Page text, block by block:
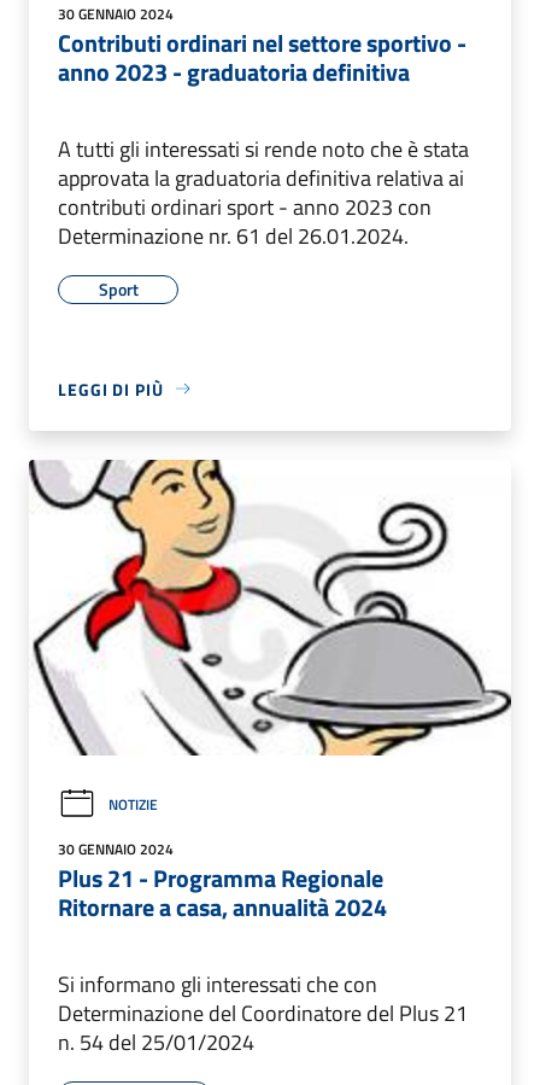
30 GENNAIO 2024
Contributi ordinari nel settore sportivo -
anno 2023 - graduatoria definitiva
A tutti gli interessati si rende noto che è stata
approvata la graduatoria definitiva relativa ai
contributi ordinari sport - anno 2023 con
Determinazione nr. 61 del 26.01.2024.
Sport
LEGGI DI PIÙ
NOTIZIE
30 GENNAIO 2024
Plus 21 - Programma Regionale
Ritornare a casa, annualità 2024
Si informano gli interessati che con
Determinazione del Coordinatore del Plus 21
n. 54 del 25/01/2024